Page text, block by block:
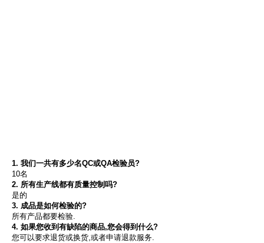
1. 我们一共有多少名QC或QA检验员?
10名
2. 所有生产线都有质量控制吗?
是的
3. 成品是如何检验的?
所有产品都要检验.
4. 如果您收到有缺陷的商品,您会得到什么?
您可以要求退货或换货,或者申请退款服务.